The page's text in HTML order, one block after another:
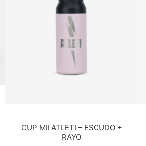
CUP MII ATLETI – ESCUDO +
RAYO